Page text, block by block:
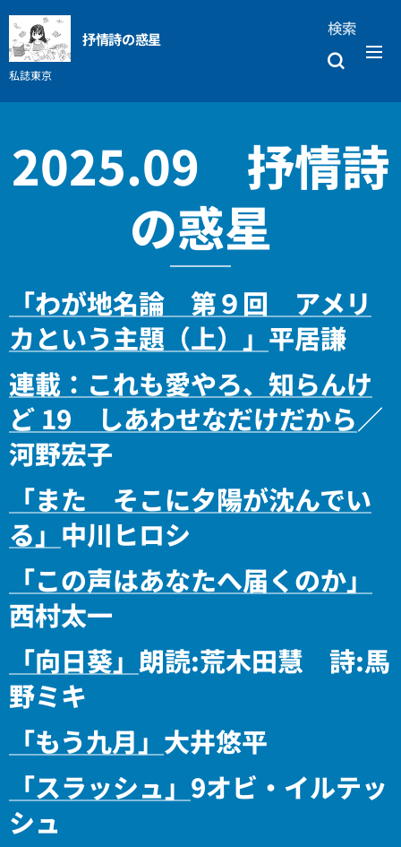
抒情詩の惑星
私誌東京
検索
2025.09 抒情詩
の惑星
「わが地名論 第９回 アメリ
カという主題（上）」 平居謙
連載：これも愛やろ、知らんけ
ど 19 しあわせなだけだから／
河野宏子
「また そこに夕陽が沈んでい
る」 中川ヒロシ
「この声はあなたへ届くのか」
西村太一
「向日葵」 朗読:荒木田慧 詩:馬
野ミキ
「もう九月」 大井悠平
「スラッシュ」 9オビ・イルテッ
シュ